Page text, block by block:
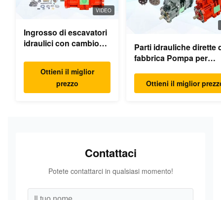
VIDEO
Ingrosso di escavatori
idraulici con cambio
oscillante per Hyundai
Yanmar Komatsu
Hitachi XCMG Liugong
SANY Volvo
Ottieni il miglior
prezzo
Parti idrauliche dirette
fabbrica Pompa per
pompa principale
PC/EX/EC/DH/DX/
Ottieni il miglior
Contattaci
Potete contattarci in qualsiasi momento!